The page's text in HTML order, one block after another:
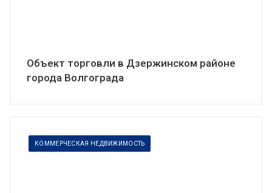
Объект торговли в Дзержинском районе
города Волгограда
КОММЕРЧЕСКАЯ НЕДВИЖИМОСТЬ